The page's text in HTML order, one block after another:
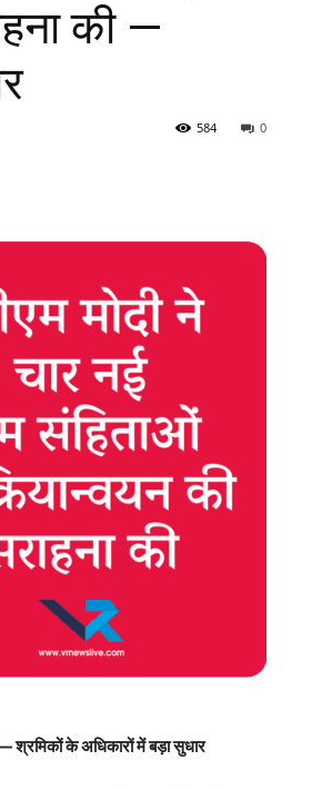
की —
0
584
श्रमिकों के अधिकारों में बड़ा सुधार